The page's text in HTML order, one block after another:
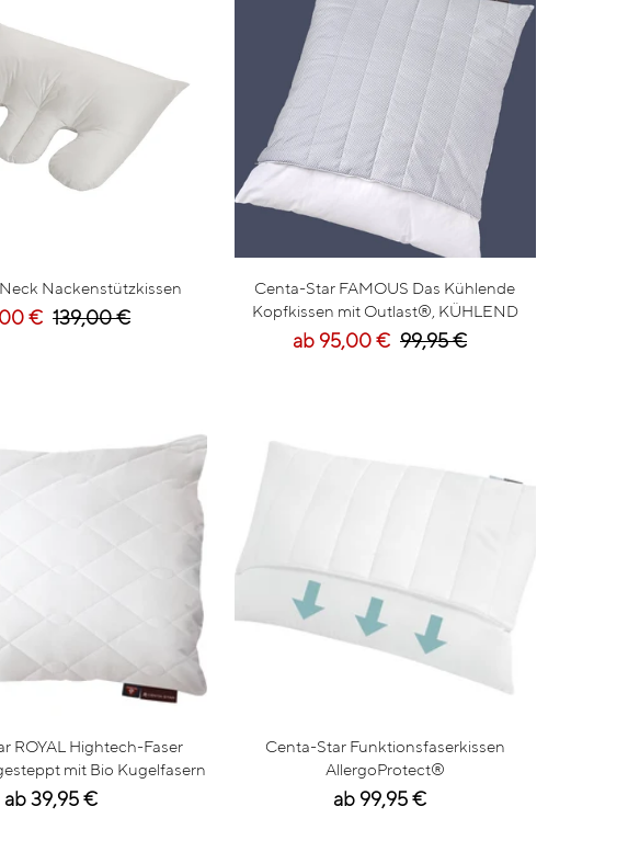
Nackenstützkissen
€ 139,00 €
Centa-Star FAMOUS Das Kühlende
Kopfkissen mit Outlast®, KÜHLEND
ab 95,00 € 99,95 €
ROYAL Hightech-Faser
mit Bio Kugelfasern
ab 39,95 €
Centa-Star Funktionsfaserkissen
AllergoProtect®
ab 99,95 €